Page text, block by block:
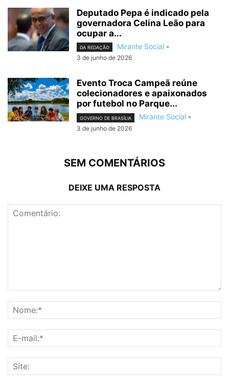
Deputado Pepa é indicado pela
governadora Celina Leão para
ocupar a...
DA REDAÇÃO Mirante Social -
3 de junho de 2026
Evento Troca Campeã reúne
colecionadores e apaixonados
por futebol no Parque...
GOVERNO DE BRASÍLIA Mirante Social -
3 de junho de 2026
SEM COMENTÁRIOS
DEIXE UMA RESPOSTA